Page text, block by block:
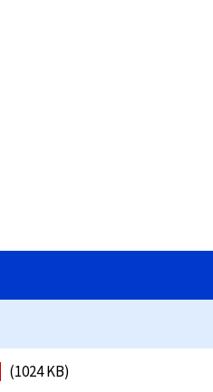
(1024 KB)